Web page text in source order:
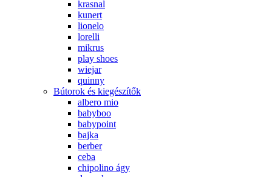
krasnal
kunert
lionelo
lorelli
mikrus
play shoes
wiejar
quinny
Bútorok és kiegészítők
albero mio
babyboo
babypoint
bajka
berber
ceba
chipolino ágy